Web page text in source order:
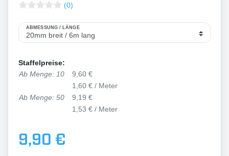
(0)
ABMESSUNG / LÄNGE
Staffelpreise:
Ab Menge: 10
9,60 €
1,60 € / Meter
Ab Menge: 50
9,19 €
1,53 € / Meter
9,90 €